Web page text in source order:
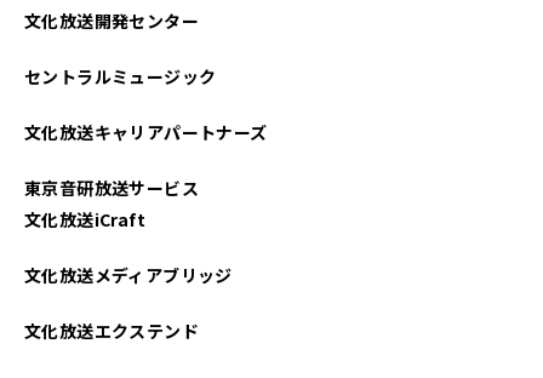
2023年12月
2023年11月
文化放送開発センター
セントラルミュージック
文化放送キャリアパートナーズ
東京音研放送サービス
文化放送iCraft
文化放送メディアブリッジ
文化放送エクステンド